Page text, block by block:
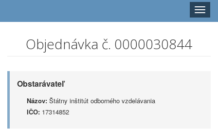
Toggle
Objednávka č. 0000030844
Obstarávateľ
Názov: Štátny inštitút odborného vzdelávania
IČO: 17314852